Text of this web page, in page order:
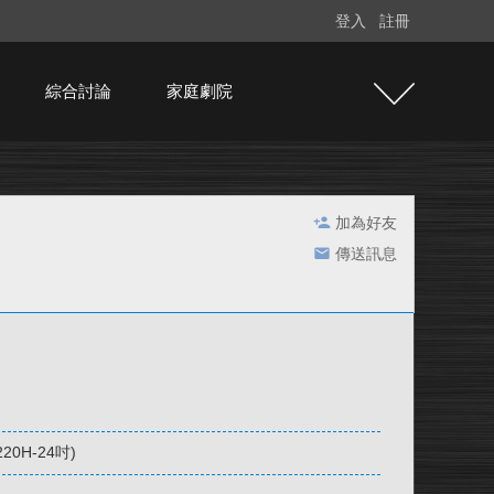
登入 註冊
綜合討論 家庭劇院
加為好友
傳送訊息
24吋)